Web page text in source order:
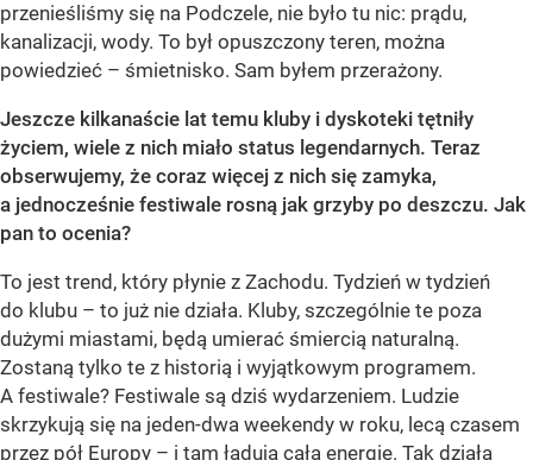
przenieśliśmy się na Podczele, nie było tu nic: prądu,
kanalizacji, wody. To był opuszczony teren, można
powiedzieć – śmietnisko. Sam byłem przerażony.
Jeszcze kilkanaście lat temu kluby i dyskoteki tętniły
życiem, wiele z nich miało status legendarnych. Teraz
obserwujemy, że coraz więcej z nich się zamyka,
a jednocześnie festiwale rosną jak grzyby po deszczu. Jak
pan to ocenia?
To jest trend, który płynie z Zachodu. Tydzień w tydzień
do klubu – to już nie działa. Kluby, szczególnie te poza
dużymi miastami, będą umierać śmiercią naturalną.
Zostaną tylko te z historią i wyjątkowym programem.
A festiwale? Festiwale są dziś wydarzeniem. Ludzie
skrzykują się na jeden-dwa weekendy w roku, lecą czasem
przez pół Europy – i tam ładują całą energię. Tak działa